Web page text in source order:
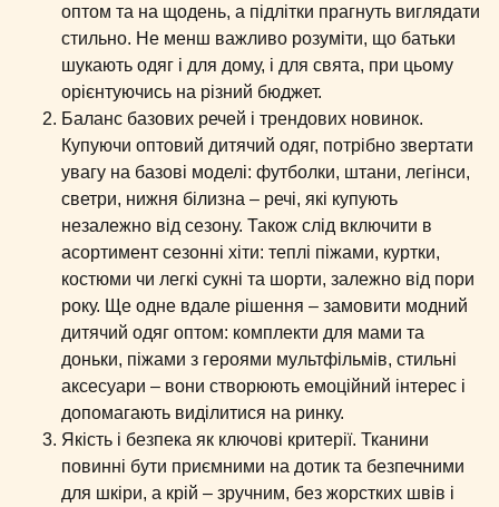
оптом та на щодень, а підлітки прагнуть виглядати
стильно. Не менш важливо розуміти, що батьки
шукають одяг і для дому, і для свята, при цьому
орієнтуючись на різний бюджет.
Баланс базових речей і трендових новинок.
Купуючи оптовий дитячий одяг, потрібно звертати
увагу на базові моделі: футболки, штани, легінси,
светри, нижня білизна – речі, які купують
незалежно від сезону. Також слід включити в
асортимент сезонні хіти: теплі піжами, куртки,
костюми чи легкі сукні та шорти, залежно від пори
року. Ще одне вдале рішення – замовити модний
дитячий одяг оптом: комплекти для мами та
доньки, піжами з героями мультфільмів, стильні
аксесуари – вони створюють емоційний інтерес і
допомагають виділитися на ринку.
Якість і безпека як ключові критерії. Тканини
повинні бути приємними на дотик та безпечними
для шкіри, а крій – зручним, без жорстких швів і